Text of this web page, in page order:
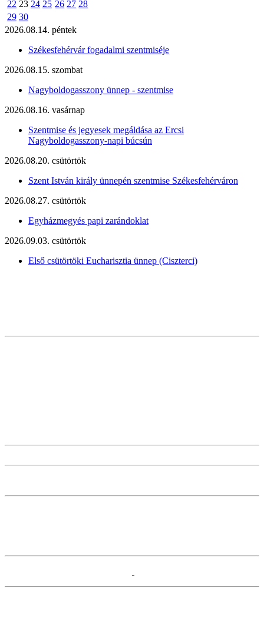
22 23 24 25 26 27 28
29 30
2026.08.14. péntek
Székesfehérvár fogadalmi szentmiséje
2026.08.15. szombat
Nagyboldogasszony ünnep - szentmise
2026.08.16. vasárnap
Szentmise és jegyesek megáldása az Ercsi
Nagyboldogasszony-napi búcsún
2026.08.20. csütörtök
Szent István király ünnepén szentmise Székesfehérváron
2026.08.27. csütörtök
Egyházmegyés papi zarándoklat
2026.09.03. csütörtök
Első csütörtöki Eucharisztia ünnep (Ciszterci)